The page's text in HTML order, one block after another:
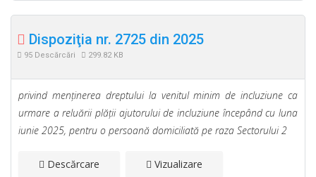
Dispoziţia nr. 2725 din 2025
95 Descărcări 299.82 KB
privind menţinerea dreptului la venitul minim de incluziune ca
urmare a reluării plăţii ajutorului de incluziune începând cu luna
iunie 2025, pentru o persoană domiciliată pe raza Sectorului 2
Descărcare Vizualizare